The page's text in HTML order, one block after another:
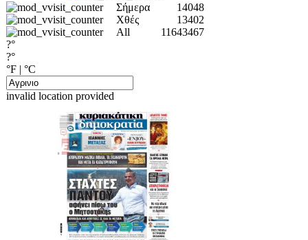
Σήμερα
14048
Χθές
13402
All
11643467
?°
?°
°F | °C
invalid location provided